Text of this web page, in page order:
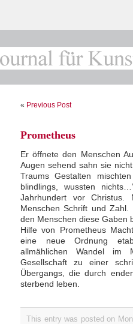
« Previous Post
Prometheus
Er öffnete den Menschen
Augen sehend sahn sie
Traums Gestalten
blindlings, wussten
Jahrhundert vor Christus.
Menschen Schrift und
den Menschen diese Gaben
Hilfe von Prometheus
eine neue Ordnung
allmählichen Wandel im
Gesellschaft zu einer
Übergangs, die durch
sterbend leben.
This entry was posted on